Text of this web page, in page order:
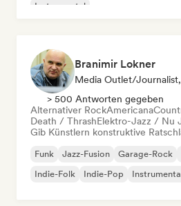
Instrumental
Branimir Lokner
Media Outlet/
> 500 Antworten gegeben
Alternativer RockAmericana
Death / ThrashElektro-Jazz / Nu
Gib Künstlern konstruktive
Funk Jazz-Fusion Garage-Rock
Indie-Folk
Indie-Pop